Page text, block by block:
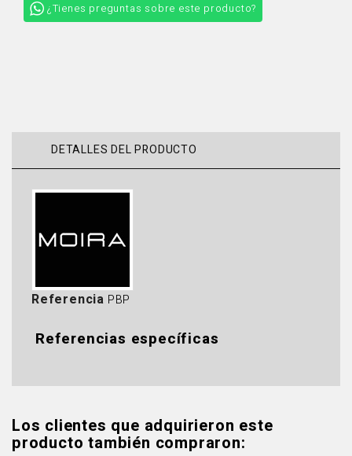
¿Tienes preguntas sobre este producto?
DETALLES DEL PRODUCTO
Referencia PBP
Referencias específicas
Los clientes que adquirieron este
producto también compraron: